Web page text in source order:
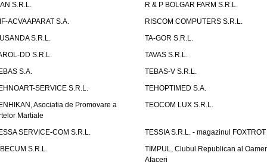
S.R.L.
R & P BOLGAR FARM S.R.L.
ACVAAPARAT S.A.
RISCOM COMPUTERS S.R.L.
S.R.L.
TA-GOR S.R.L.
DD S.R.L.
TAVAS S.R.L.
S.A.
TEBAS-V S.R.L.
SERVICE S.R.L.
TEHOPTIMED S.A.
Asociatia de Promovare a
Martiale
TEOCOM LUX S.R.L.
SERVICE-COM S.R.L.
TESSIA S.R.L. - magazinul FOXTROT
S.R.L.
TIMPUL, Clubul Republican al
Afaceri